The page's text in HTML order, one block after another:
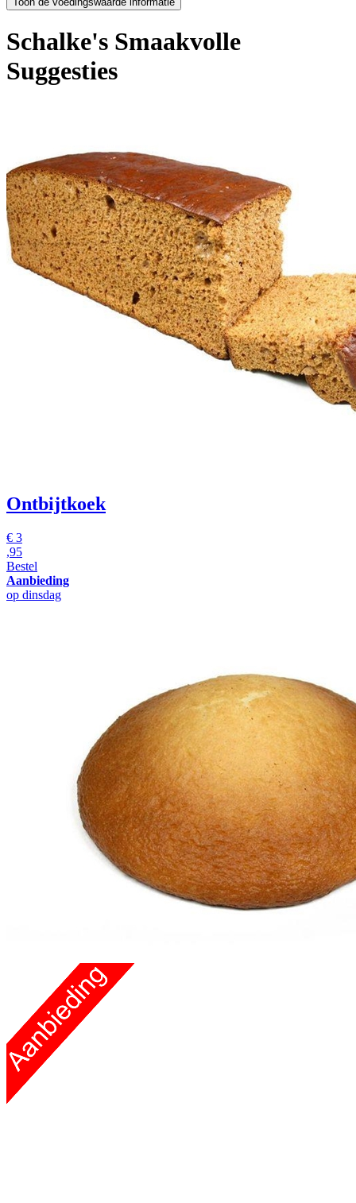
Schalke's Smaakvolle
Suggesties
Ontbijtkoek
€ 3
,95
Bestel
Aanbieding
op dinsdag